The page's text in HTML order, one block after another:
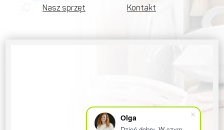
Nasz sprzęt
Kontakt
Оlga